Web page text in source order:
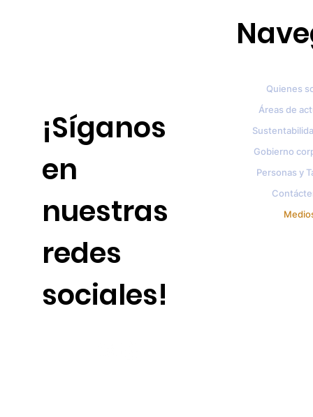
Quienes
Áreas de
Gobierno
Personas y
¡Síganos
en
nuestras
redes
sociales!